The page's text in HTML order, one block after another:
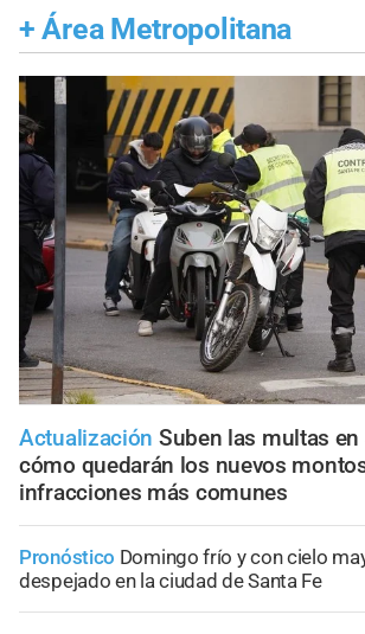
+ Área Metropolitana
Actualización Suben las multas en
cómo quedarán los nuevos
infracciones más comunes
Pronóstico Domingo frío y con cielo
despejado en la ciudad de Santa Fe